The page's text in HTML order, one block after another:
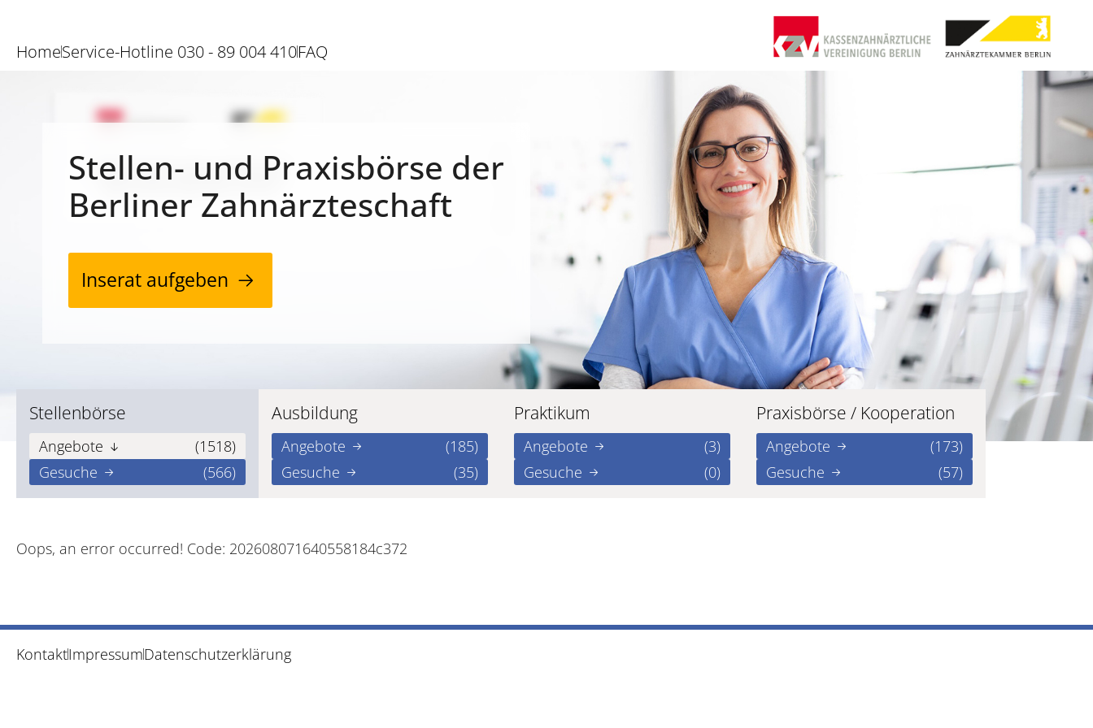
HomeService-Hotline 030 - 89 004 410FAQ
Stellen- und Praxisbörse der
Berliner Zahnärzteschaft
Inserat aufgeben
Stellenbörse
Angebote
(1518)
Gesuche
(566)
Ausbildung
Angebote
(185)
Gesuche
(35)
Praktikum
Angebote
(3)
Gesuche
(0)
Praxisbörse / Kooperation
Angebote
(173)
Gesuche
(57)
Oops, an error occurred! Code: 202608071640558184c372
KontaktImpressumDatenschutzerklärung